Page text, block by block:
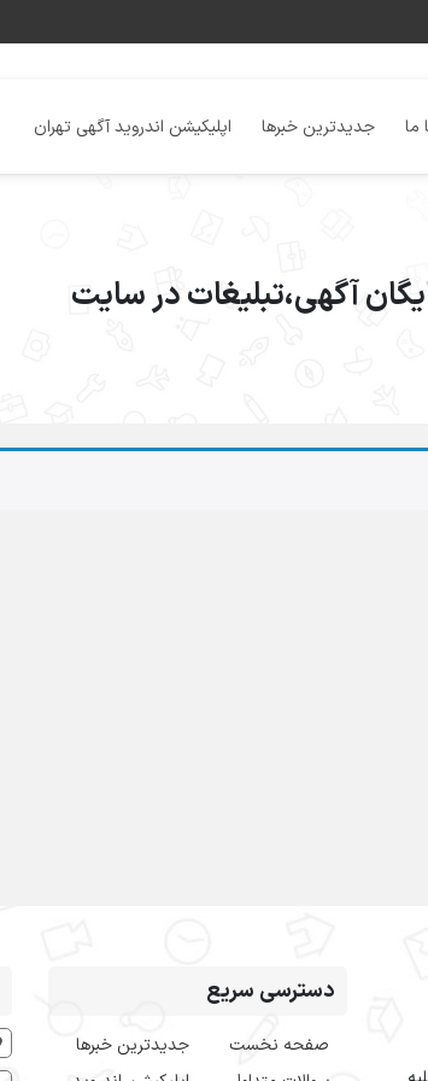
ما جدیدترین خبرها اپلیکیشن اندروید آگهی تهران
آگهی،تبلیغات در سایت
دسترسی سریع
صفحه نخست
جدیدترین خبرها